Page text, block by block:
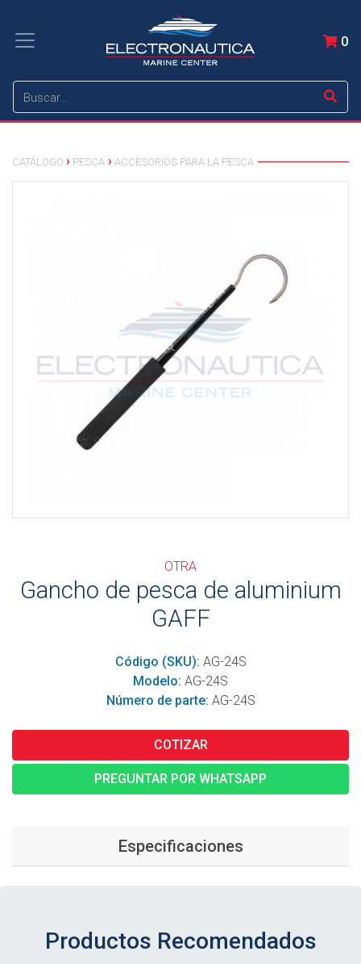
0
CATÁLOGO PESCA ACCESORIOS PARA LA PESCA
OTRA
Gancho de pesca de aluminium
GAFF
Código (SKU): AG-24S
Modelo: AG-24S
Número de parte: AG-24S
COTIZAR
PREGUNTAR POR WHATSAPP
Especificaciones
Productos Recomendados